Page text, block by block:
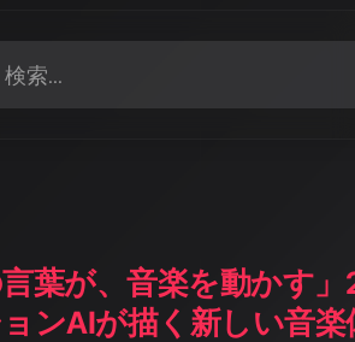
言葉が、音楽を動かす
ンAIが描く新しい音楽